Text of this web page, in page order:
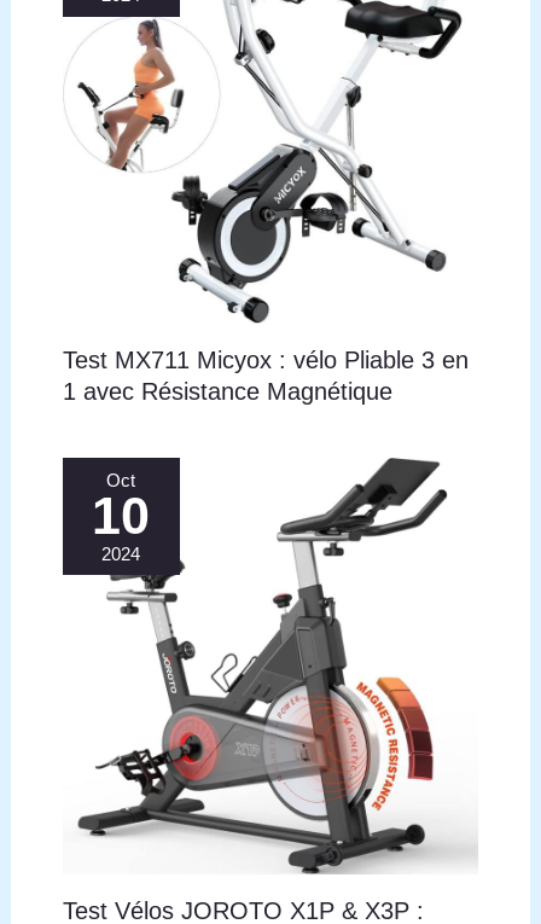
Test MX711 Micyox : vélo Pliable 3 en
1 avec Résistance Magnétique
Oct
10
2024
Test Vélos JOROTO X1P & X3P :